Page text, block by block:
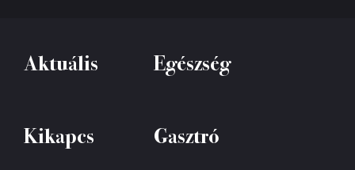
Aktuális Egészség
Kikapcs Gasztró